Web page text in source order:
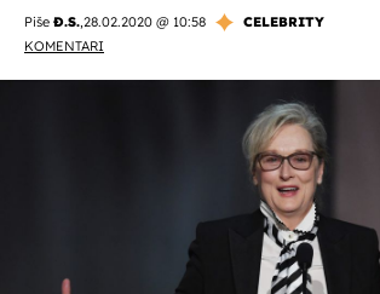
Piše Đ.S.,28.02.2020 @ 10:58
CELEBRITY
KOMENTARI
OMOGUĆI OBAVIJESTI